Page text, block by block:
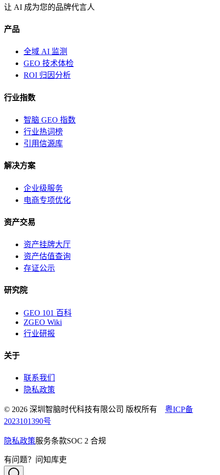
让 AI 成为您的品牌代言人
产品
全域 AI 监测
GEO 技术体检
ROI 归因分析
行业指数
智脑 GEO 指数
行业热词榜
引用信源库
解决方案
企业级服务
电商专项优化
资产交易
资产挂牌大厅
资产估值查询
存证公示
研究院
GEO 101 百科
ZGEO Wiki
行业研报
关于
联系我们
隐私政策
© 2026 深圳智脑时代科技有限公司 版权所有 粤ICP备
2023101390号
隐私政策服务条款SOC 2 合规
有问题？问知库吏